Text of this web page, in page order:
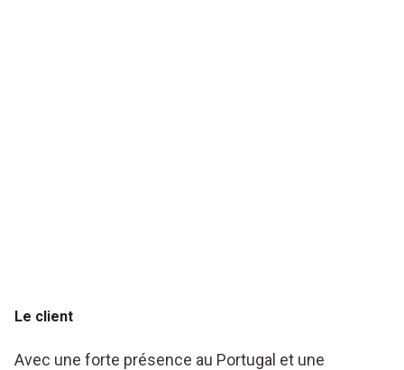
Le client
Avec une forte présence au Portugal et une